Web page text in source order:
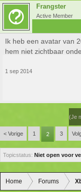
Frangster
Active Member
Ik heb een avatar van
hem niet zichtbaar
1 sep 2014
(Je
< Vorige 1 2 3
Topicstatus: Niet open voor
Home Forums